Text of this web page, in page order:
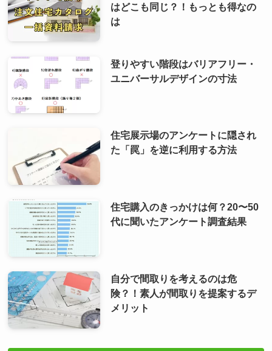
はどこも同じ？！もっとも得なの
は
登りやすい階段はバリアフリー・
ユニバーサルデザインの寸法
住宅展示場のアンケートに隠され
た「罠」を逆に利用する方法
住宅購入のきっかけは何？20〜50
代に聞いたアンケート調査結果
自分で間取りを考えるのは危
険？！素人が間取りを提案するデ
メリット